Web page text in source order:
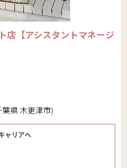
店【アシスタントマネージ
県 木更津市)
ャリアへ